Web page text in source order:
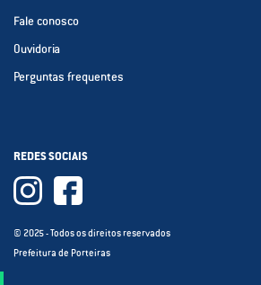
Fale conosco
Ouvidoria
Perguntas frequentes
REDES SOCIAIS
© 2025 - Todos os direitos reservados
Prefeitura de Porteiras